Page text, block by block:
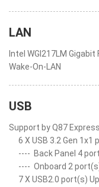
LAN
Intel WGI217LM
Wake-On-LAN
USB
Support by Q87
6 X USB 3.2 Gen
---- Back Panel 4
---- Onboard 2
7 X USB2.0 port(s)